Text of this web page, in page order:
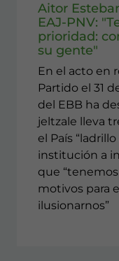
Aitor
EAJ-PNV:
prioridad:
su gente"
En el acto en
Partido el 31
del EBB ha
jeltzale lleva
el País
institución a
que
motivos para
ilusionarnos”